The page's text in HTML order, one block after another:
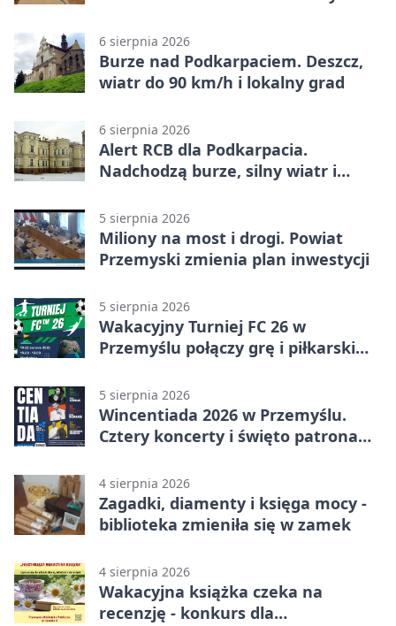
6 sierpnia 2026
Burze nad Podkarpaciem. Deszcz,
wiatr do 90 km/h i lokalny grad
6 sierpnia 2026
Alert RCB dla Podkarpacia.
Nadchodzą burze, silny wiatr i
5 sierpnia 2026
Miliony na most i drogi. Powiat
Przemyski zmienia plan inwestycji
5 sierpnia 2026
Wakacyjny Turniej FC 26 w
Przemyślu połączy grę i piłkarski
5 sierpnia 2026
Wincentiada 2026 w Przemyślu.
Cztery koncerty i święto patrona
4 sierpnia 2026
Zagadki, diamenty i księga mocy -
biblioteka zmieniła się w zamek
4 sierpnia 2026
Wakacyjna książka czeka na
recenzję - konkurs dla